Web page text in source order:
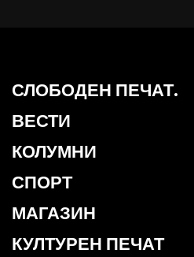
СЛОБОДЕН ПЕЧАТ.
ВЕСТИ
КОЛУМНИ
СПОРТ
МАГАЗИН
КУЛТУРЕН ПЕЧАТ